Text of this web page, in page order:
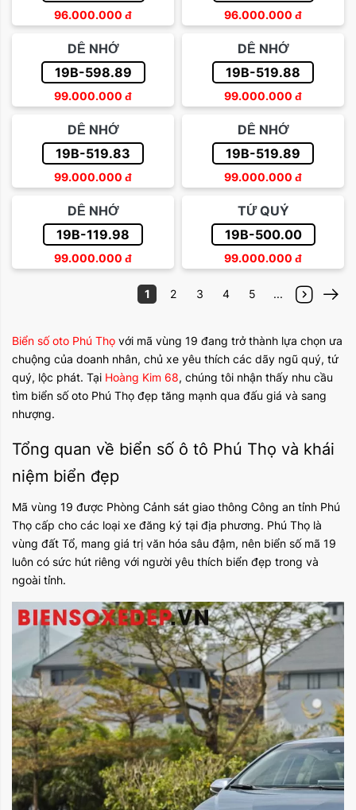
96.000.000 đ 96.000.000 đ
DỄ NHỚ
19B-598.89
99.000.000 đ
DỄ NHỚ
19B-519.88
99.000.000 đ
DỄ NHỚ
19B-519.83
99.000.000 đ
DỄ NHỚ
19B-519.89
99.000.000 đ
DỄ NHỚ
19B-119.98
99.000.000 đ
TỨ QUÝ
19B-500.00
99.000.000 đ
1 2 3 4 5 ...
Biển số oto Phú Thọ với mã vùng 19 đang trở thành lựa chọn ưa
chuộng của doanh nhân, chủ xe yêu thích các dãy ngũ quý, tứ
quý, lộc phát. Tại Hoàng Kim 68, chúng tôi nhận thấy nhu cầu
tìm biển số oto Phú Thọ đẹp tăng mạnh qua đấu giá và sang
nhượng.
Tổng quan về biển số ô tô Phú Thọ và khái
niệm biển đẹp
Mã vùng 19 được Phòng Cảnh sát giao thông Công an tỉnh Phú
Thọ cấp cho các loại xe đăng ký tại địa phương. Phú Thọ là
vùng đất Tổ, mang giá trị văn hóa sâu đậm, nên biển số mã 19
luôn có sức hút riêng với người yêu thích biển đẹp trong và
ngoài tỉnh.